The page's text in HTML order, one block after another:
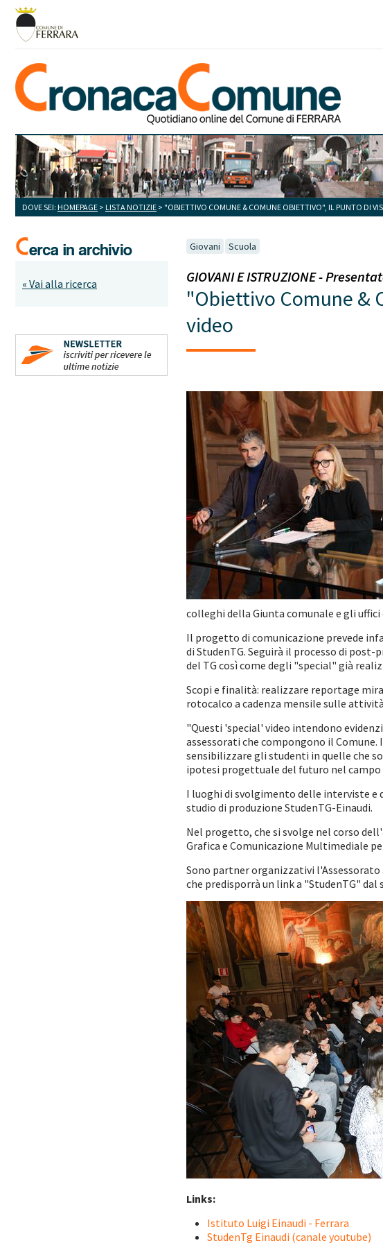
DOVE SEI: HOMEPAGE > LISTA NOTIZIE > "OBIETTIVO COMUNE & COMUNE OBIETTIVO", IL PUNTO DI
« Vai alla ricerca
Giovani Scuola
GIOVANI E ISTRUZIONE -
"Obiettivo Comune &
video
colleghi della Giunta comunale e gli
Il progetto di comunicazione prevede
di StudenTG. Seguirà il processo di
del TG così come degli "special" già
Scopi e finalità: realizzare reportage
rotocalco a cadenza mensile sulle
"Questi 'special' video intendono
assessorati che compongono il
sensibilizzare gli studenti in quelle che
ipotesi progettuale del futuro nel
I luoghi di svolgimento delle interviste
studio di produzione StudenTG-Einaudi.
Nel progetto, che si svolge nel corso
Grafica e Comunicazione Multimediale
Sono partner organizzativi
che predisporrà un link a "StudenTG"
Links:
Istituto Luigi Einaudi - Ferrara
StudenTg Einaudi (canale youtube)